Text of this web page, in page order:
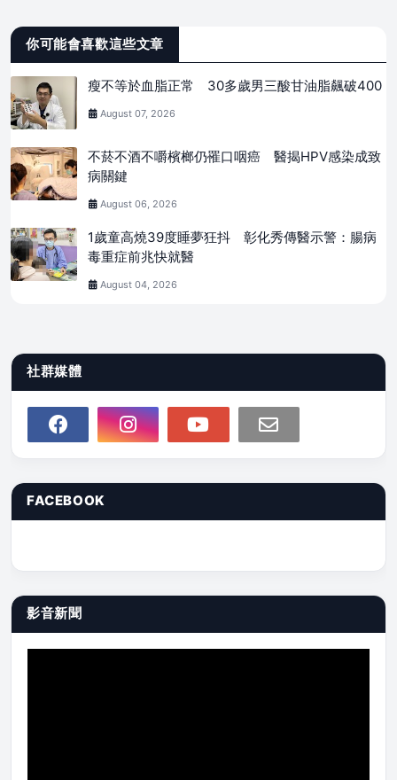
你可能會喜歡這些文章
瘦不等於血脂正常 30多歲男三酸甘油脂飆破400
August 07, 2026
不菸不酒不嚼檳榔仍罹口咽癌 醫揭HPV感染成致
病關鍵
August 06, 2026
1歲童高燒39度睡夢狂抖 彰化秀傳醫示警：腸病
毒重症前兆快就醫
August 04, 2026
社群媒體
FACEBOOK
影音新聞